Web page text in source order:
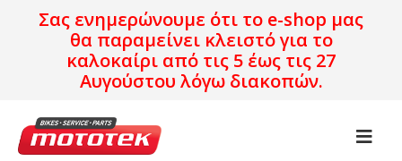
Σας ενημερώνουμε ότι το e-shop μας
θα παραμείνει κλειστό για το
καλοκαίρι από τις 5 έως τις 27
Αυγούστου λόγω διακοπών.